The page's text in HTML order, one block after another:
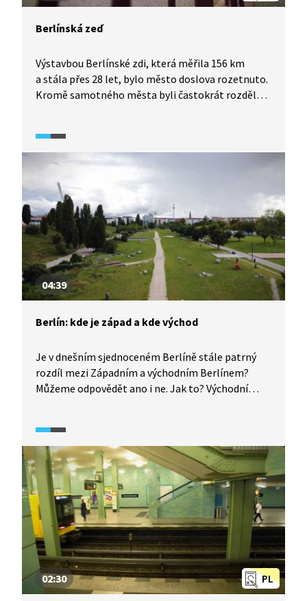
Berlínská zeď
Výstavbou Berlínské zdi, která měřila 156 km
a stála přes 28 let, bylo město doslova rozetnuto.
Kromě samotného města byli častokrát rozděleni
důvodu byla zeď neustále zdokonalována. Dnes
jako připomínka na několika místech Berlínská
průběh.
04:39
Berlín: kde je západ a kde východ
Je v dnešním sjednoceném Berlíně stále patrný
rozdíl mezi Západním a východním Berlínem?
Můžeme odpovědět ano i ne. Jak to? Východní
nová zástavba, jsou však už rozdíly mezi východem
a západem velmi malé. Stejně tak mizí i rozdíly
mezi obyvateli obou bývalých částí města.
PL
02:30